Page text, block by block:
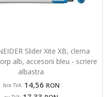
Slider Xite XB, clema
alb, accesorii bleu - scriere
albastra
fara TVA: 14,56 RON